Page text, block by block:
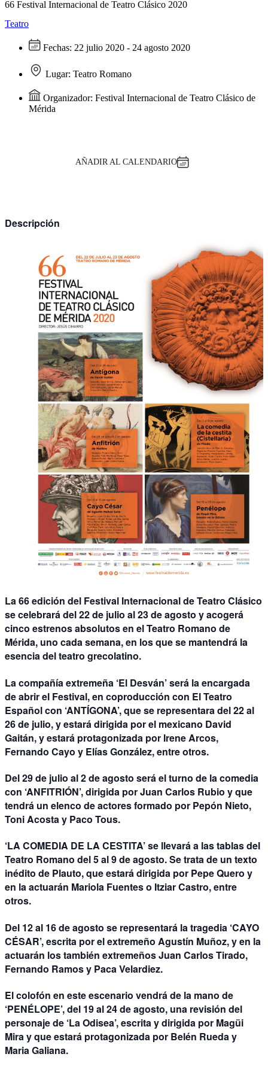
66 Festival Internacional de Teatro Clásico 2020
Teatro
Fechas: 22 julio 2020 - 24 agosto 2020
Lugar: Teatro Romano
Organizador: Festival Internacional de Teatro Clásico de
Mérida
AÑADIR AL CALENDARIO
Descripción
La66 edición del Festival Internacional de Teatro Clásico
se celebrará del 22 de julio al 23 de agosto y acogerá
cinco estrenos absolutos en el Teatro Romano de
Mérida, uno cada semana, en los que se mantendrá la
esencia del teatro grecolatino.
La compañía extremeña ‘El Desván’ será la encargada
de abrir el Festival, en coproducción con El Teatro
Español con ‘ANTÍGONA’, que se representaradel 22 al
26 de julio, y estará dirigida por el mexicano David
Gaitán, y estará protagonizada por Irene Arcos,
Fernando Cayo y Elías González, entre otros.
Del29 de julio al 2 de agosto será el turno de la comedia
con ‘ANFITRIÓN’, dirigida por Juan Carlos Rubio y que
tendrá un elenco de actores formado por Pepón Nieto,
Toni Acosta y Paco Tous.
‘LA COMEDIA DE LA CESTITA’se llevará a las tablas del
Teatro Romano del 5 al 9 de agosto. Se trata de un texto
inédito de Plauto, que estará dirigida por Pepe Quero y
en la actuarán Mariola Fuentes o Itziar Castro, entre
otros.
Del 12 al 16 de agosto se representará la tragedia ‘CAYO
CÉSAR’, escrita por el extremeño Agustín Muñoz, y en la
actuarán los también extremeños Juan Carlos Tirado,
Fernando Ramos y Paca Velardiez.
El colofón en este escenario vendrá de la mano de
‘PENÉLOPE’, del 19 al 24 de agosto, una revisión del
personaje de ‘La Odisea’, escrita y dirigida por Magüi
Mira y que estará protagonizada por Belén Rueda y
Maria Galiana.